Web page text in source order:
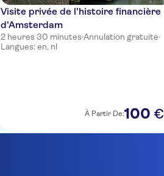
Visite privée de l'histoire financière
d'Amsterdam
2 heures 30 minutes·Annulation gratuite·
Langues: en, nl
À Partir De:100 €